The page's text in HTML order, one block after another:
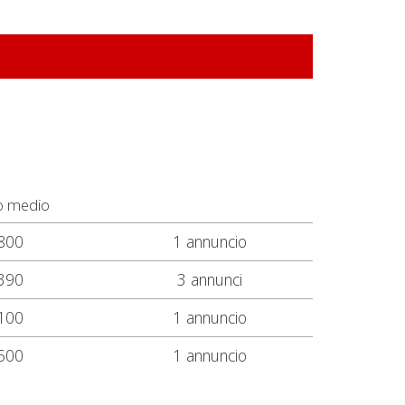
medio
1 annuncio
3 annunci
1 annuncio
1 annuncio